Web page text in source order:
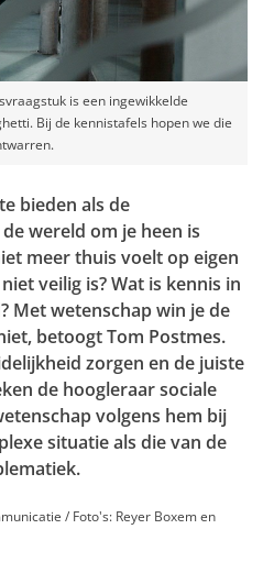
is een ingewikkelde
Bij de kennistafels hopen we die
bieden als de
wereld om je heen is
meer thuis voelt op eigen
veilig is? Wat is kennis in
Met wetenschap win je de
betoogt Tom Postmes.
zorgen en de juiste
de hoogleraar sociale
volgens hem bij
situatie als die van de
/ Foto's: Reyer Boxem en